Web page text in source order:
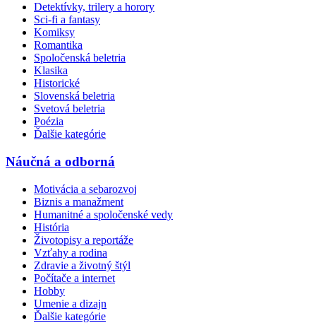
Detektívky, trilery a horory
Sci-fi a fantasy
Komiksy
Romantika
Spoločenská beletria
Klasika
Historické
Slovenská beletria
Svetová beletria
Poézia
Ďalšie kategórie
Náučná a odborná
Motivácia a sebarozvoj
Biznis a manažment
Humanitné a spoločenské vedy
História
Životopisy a reportáže
Vzťahy a rodina
Zdravie a životný štýl
Počítače a internet
Hobby
Umenie a dizajn
Ďalšie kategórie